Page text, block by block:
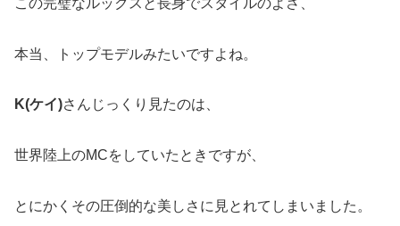
本当、トップモデルみたいですよね。
K(ケイ)さんじっくり見たのは、
世界陸上のMCをしていたときですが、
とにかくその圧倒的な美しさに見とれてしまいました。